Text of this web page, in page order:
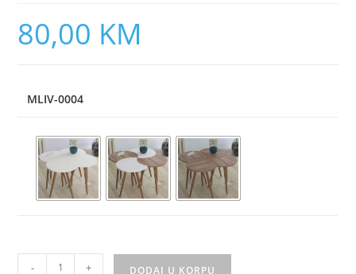
80,00 KM
MLIV-0004
- + DODAJ U KORPU